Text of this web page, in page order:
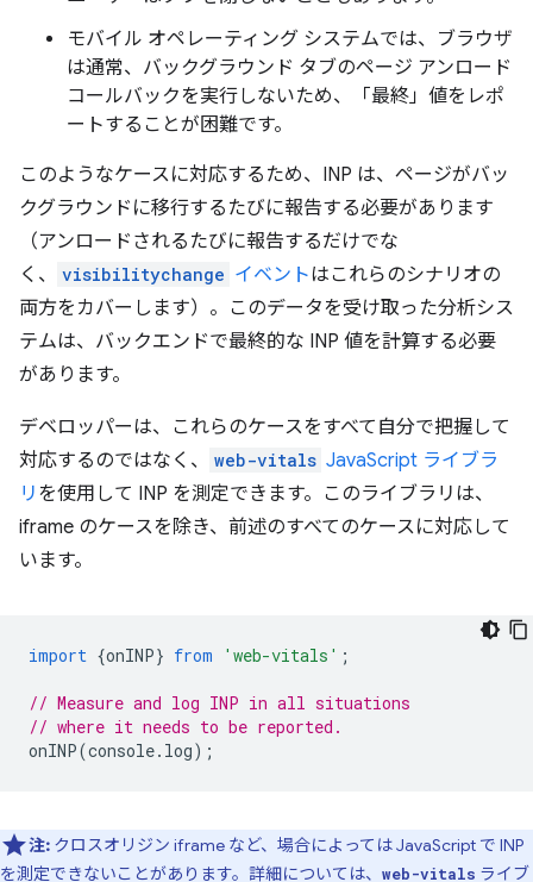
モバイル オペレーティング システムでは、ブラウザ
は通常、バックグラウンド タブのページ アンロード
コールバックを実行しないため、「最終」値をレポ
ートすることが困難です。
このようなケースに対応するため、INP は、ページがバッ
クグラウンドに移行するたびに報告する必要があります
（アンロードされるたびに報告するだけでな
く、
visibilitychange イベントはこれらのシナリオの
両方をカバーします）。このデータを受け取った分析シス
テムは、バックエンドで最終的な INP 値を計算する必要
があります。
デベロッパーは、これらのケースをすべて自分で把握して
対応するのではなく、
web-vitals JavaScript ライブラ
リ を使用して INP を測定できます。このライブラリは、
iframe のケースを除き、前述のすべてのケースに対応して
います。
import {onINP} from 'web-vitals' ;
// Measure and log INP in all situations
// where it needs to be reported.
onINP(console. log);
注: クロスオリジン iframe など、場合によっては JavaScript で INP
を測定できないことがあります。詳細については、 web-vitals ライブ